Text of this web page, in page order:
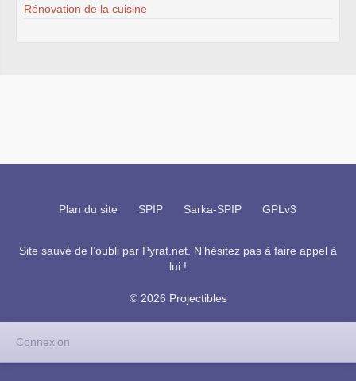
Rénovation de la cuisine
Plan du site SPIP Sarka-SPIP GPLv3
Site sauvé de l’oubli par Pyrat.net. N’hésitez pas à faire appel à
lui !
© 2026 Projectibles
Connexion